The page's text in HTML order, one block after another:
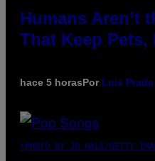
Humans Aren’t
That Keep
hace 5 horasPor Luis Prada
(PHOTO BY JO HALE/GETTY